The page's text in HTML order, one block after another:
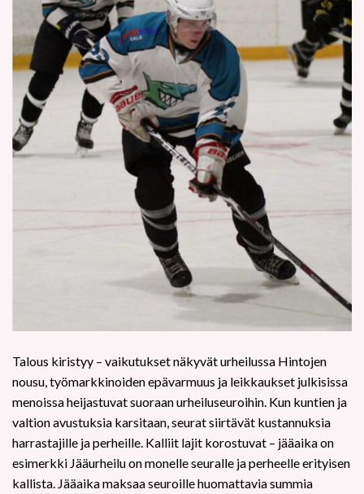
Talous kiristyy – vaikutukset näkyvät urheilussa Hintojen
nousu, työmarkkinoiden epävarmuus ja leikkaukset julkisissa
menoissa heijastuvat suoraan urheiluseuroihin. Kun kuntien ja
valtion avustuksia karsitaan, seurat siirtävät kustannuksia
harrastajille ja perheille. Kalliit lajit korostuvat – jääaika on
esimerkki Jääurheilu on monelle seuralle ja perheelle erityisen
kallista. Jääaika maksaa seuroille huomattavia summia